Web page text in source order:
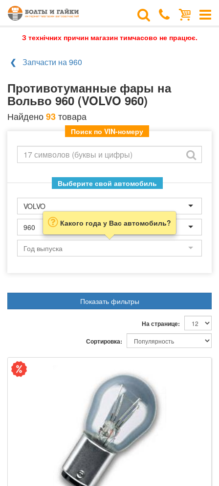
З технічних причин магазин тимчасово не працює.
Запчасти на 960
Противотуманные фары на
Вольво 960 (VOLVO 960)
Найдено93товара
Поиск по VIN-номеру
Выберите свой автомобиль
VOLVO
960 Какого года у Вас автомобиль?
Показать фильтры
На странице:
Сортировка: